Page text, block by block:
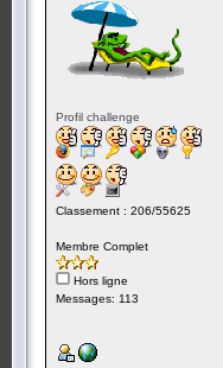
Profil challenge
Classement : 206/55625
Membre Complet
Hors ligne
Messages: 113